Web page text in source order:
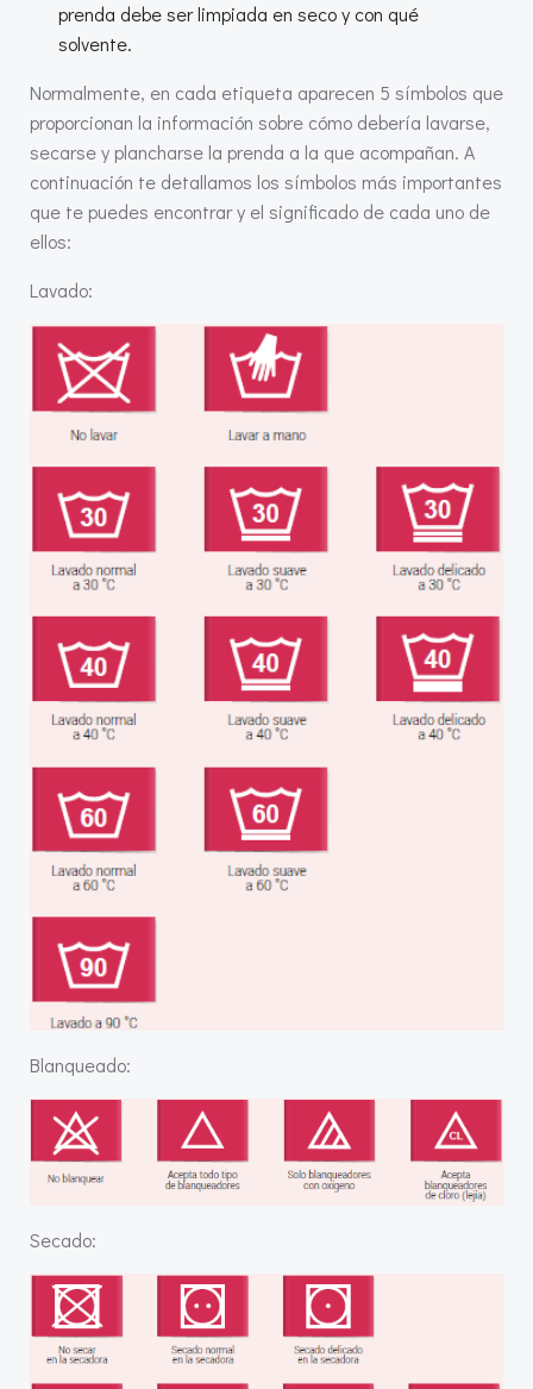
prenda debe ser limpiada en seco y con qué
solvente.
Normalmente, en cada etiqueta aparecen 5 símbolos que
proporcionan la información sobre cómo debería lavarse,
secarse y plancharse la prenda a la que acompañan. A
continuación te detallamos los símbolos más importantes
que te puedes encontrar y el significado de cada uno de
ellos:
Lavado:
Blanqueado:
Secado: